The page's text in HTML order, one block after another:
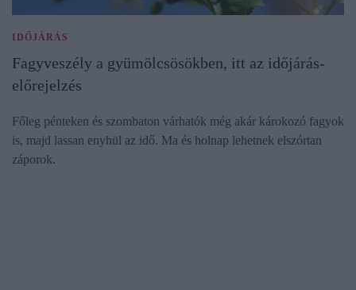
IDŐJÁRÁS
Fagyveszély a gyümölcsösökben, itt az időjárás-
előrejelzés
Főleg pénteken és szombaton várhatók még akár károkozó fagyok
is, majd lassan enyhül az idő. Ma és holnap lehetnek elszórtan
záporok.